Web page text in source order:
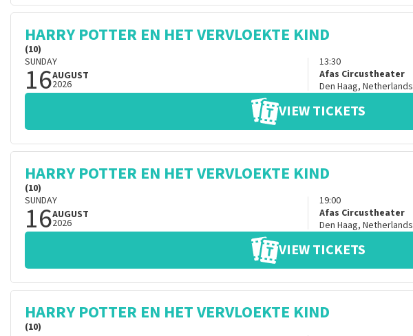
HARRY POTTER EN HET VERVLOEKTE KIND
(10)
SUNDAY
16AUGUST
2026
13:30
Afas Circustheater
Den Haag, Netherlands
VIEW TICKETS
HARRY POTTER EN HET VERVLOEKTE KIND
(10)
SUNDAY
16AUGUST
2026
19:00
Afas Circustheater
Den Haag, Netherlands
VIEW TICKETS
HARRY POTTER EN HET VERVLOEKTE KIND
(10)